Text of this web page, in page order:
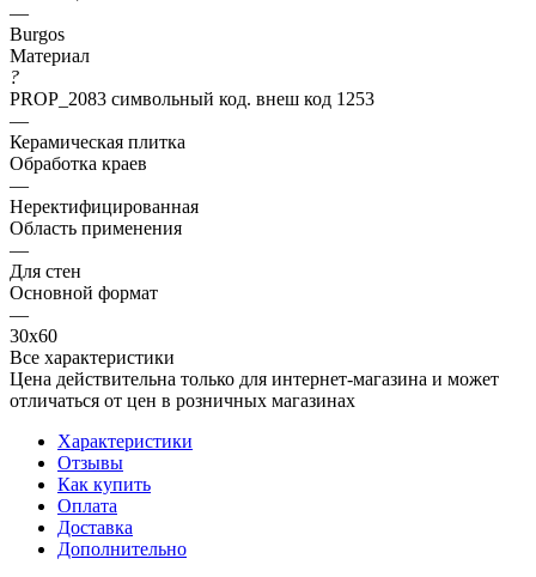
—
Burgos
Материал
?
PROP_2083 символьный код. внеш код 1253
—
Керамическая плитка
Обработка краев
—
Неректифицированная
Область применения
—
Для стен
Основной формат
—
30х60
Все характеристики
Цена действительна только для интернет-магазина и может
отличаться от цен в розничных магазинах
Характеристики
Отзывы
Как купить
Оплата
Доставка
Дополнительно